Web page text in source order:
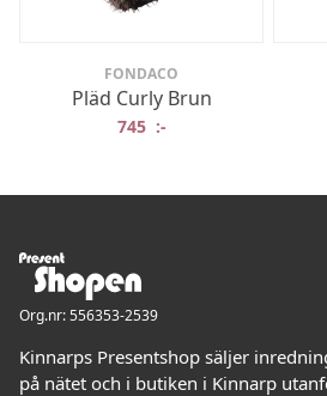
FONDACO
Pläd Curly Brun
745 :-
Org.nr: 556353-2539
Kinnarps Presentshop säljer
på nätet och i butiken i Kinnarp